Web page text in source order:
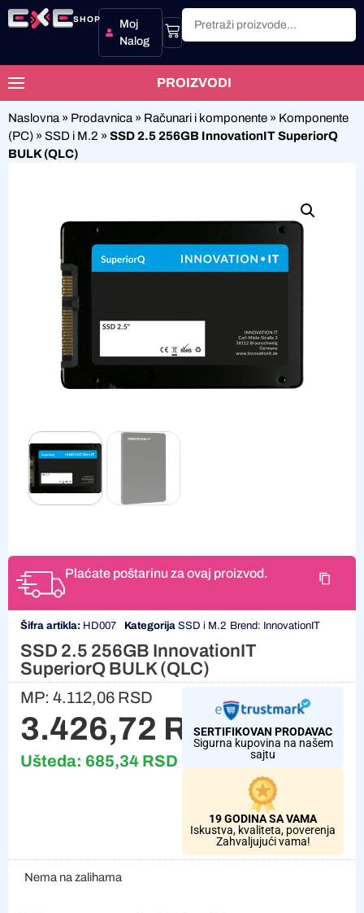
SHOP
Moj
Nalog
PROIZVODI
Naslovna » Prodavnica » Računari i komponente » Komponente
(PC) » SSD i M.2 » SSD 2.5 256GB InnovationIT SuperiorQ
BULK (QLC)
Plaćate poštarinu za ovaj proizvod.
Šifra artikla: HD007 Kategorija SSD i M.2 Brend: InnovationIT
SSD 2.5 256GB InnovationIT
SuperiorQ BULK (QLC)
MP: 4.112,06 RSD
3.426,72 RSD
Ušteda: 685,34 RSD
SERTIFIKOVAN PRODAVAC
Sigurna kupovina na našem
sajtu
19 GODINA SA VAMA
Iskustva, kvaliteta, poverenja
Zahvaljujući vama!
Nema na zalihama